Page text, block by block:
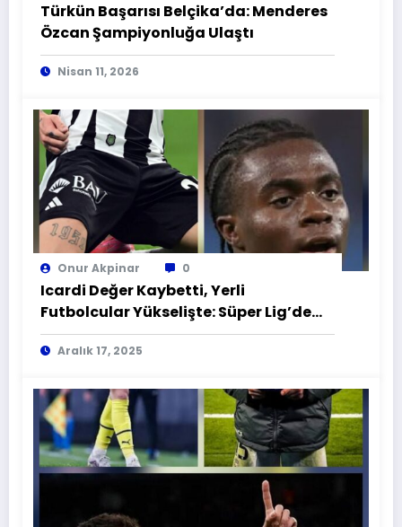
Türkün Başarısı Belçika’da: Menderes
Özcan Şampiyonluğa Ulaştı
Nisan 11, 2026
Onur Akpinar 0
Icardi Değer Kaybetti, Yerli
Futbolcular Yükselişte: Süper Lig’de
Piyasa Değerleri Güncellendi
Aralık 17, 2025